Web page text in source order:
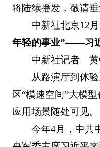
将陆续播发，敬请垂
中新社北京12
年轻的事业”——习
中新社记者 黄
从路演厅到体
区“模速空间”大模
应用场景随处可见。
今年4月，中共